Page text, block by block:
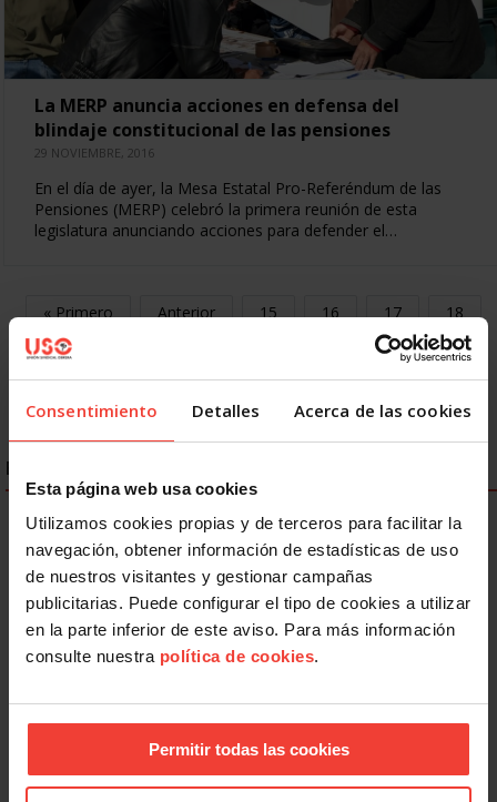
Consentimiento Detalles Acerca de las cookies
Esta página web usa cookies
Utilizamos cookies propias y de terceros para facilitar la
navegación, obtener información de estadísticas de uso
de nuestros visitantes y gestionar campañas
publicitarias. Puede configurar el tipo de cookies a utilizar
en la parte inferior de este aviso. Para más información
consulte nuestra política de cookies.
Permitir todas las cookies
La MERP anuncia acciones en defensa del
blindaje constitucional de las pensiones
29 NOVIEMBRE, 2016
En el día de ayer, la Mesa Estatal Pro-Referéndum de las
Pensiones (MERP) celebró la primera reunión de esta
legislatura anunciando acciones para defender el…
« Primero Anterior 15 16 17
18
Siguiente
ENLACES DESTACADOS